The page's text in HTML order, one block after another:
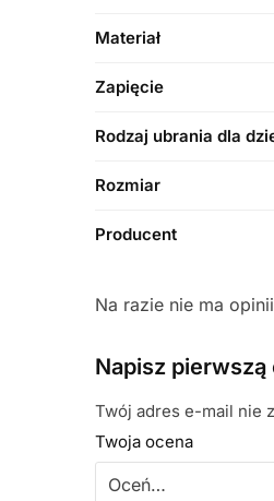
Materiał
Zapięcie
Rodzaj ubrania dla
Rozmiar
Producent
Na razie nie ma
Napisz pierwszą
Twój adres e-mail nie
Twoja ocena